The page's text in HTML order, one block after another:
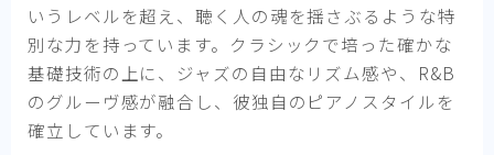
いうレベルを超え、聴く人の魂を揺さぶるような特
別な力を持っています。クラシックで培った確かな
基礎技術の上に、ジャズの自由なリズム感や、R&B
のグルーヴ感が融合し、彼独自のピアノスタイルを
確立しています。